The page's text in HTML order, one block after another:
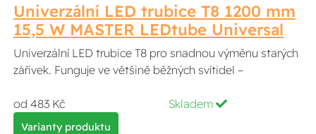
Univerzální LED trubice T8 1200 mm
15,5 W MASTER LEDtube Universal
Univerzální LED trubice T8 pro snadnou výměnu starých
zářivek. Funguje ve většině běžných svítidel –
od 483 Kč Skladem
Varianty produktu